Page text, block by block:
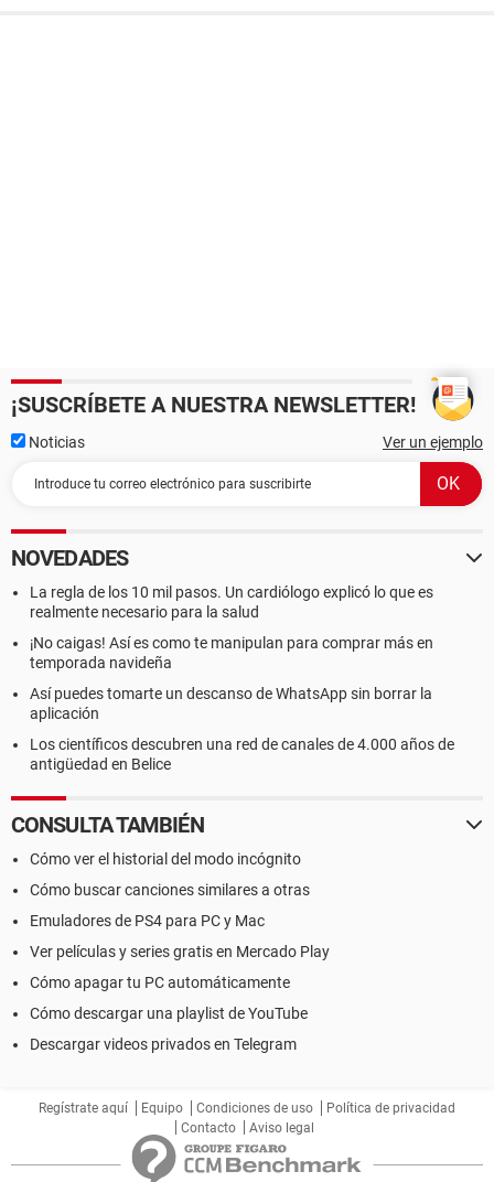
¡SUSCRÍBETE A NUESTRA NEWSLETTER!
Noticias Ver un ejemplo
NOVEDADES
La regla de los 10 mil pasos. Un cardiólogo explicó lo que es
realmente necesario para la salud
¡No caigas! Así es como te manipulan para comprar más en
temporada navideña
Así puedes tomarte un descanso de WhatsApp sin borrar la
aplicación
Los científicos descubren una red de canales de 4.000 años de
antigüedad en Belice
CONSULTA TAMBIÉN
Cómo ver el historial del modo incógnito
Cómo buscar canciones similares a otras
Emuladores de PS4 para PC y Mac
Ver películas y series gratis en Mercado Play
Cómo apagar tu PC automáticamente
Cómo descargar una playlist de YouTube
Descargar videos privados en Telegram
Regístrate aquí Equipo Condiciones de uso
Política de privacidad
Contacto
Aviso legal